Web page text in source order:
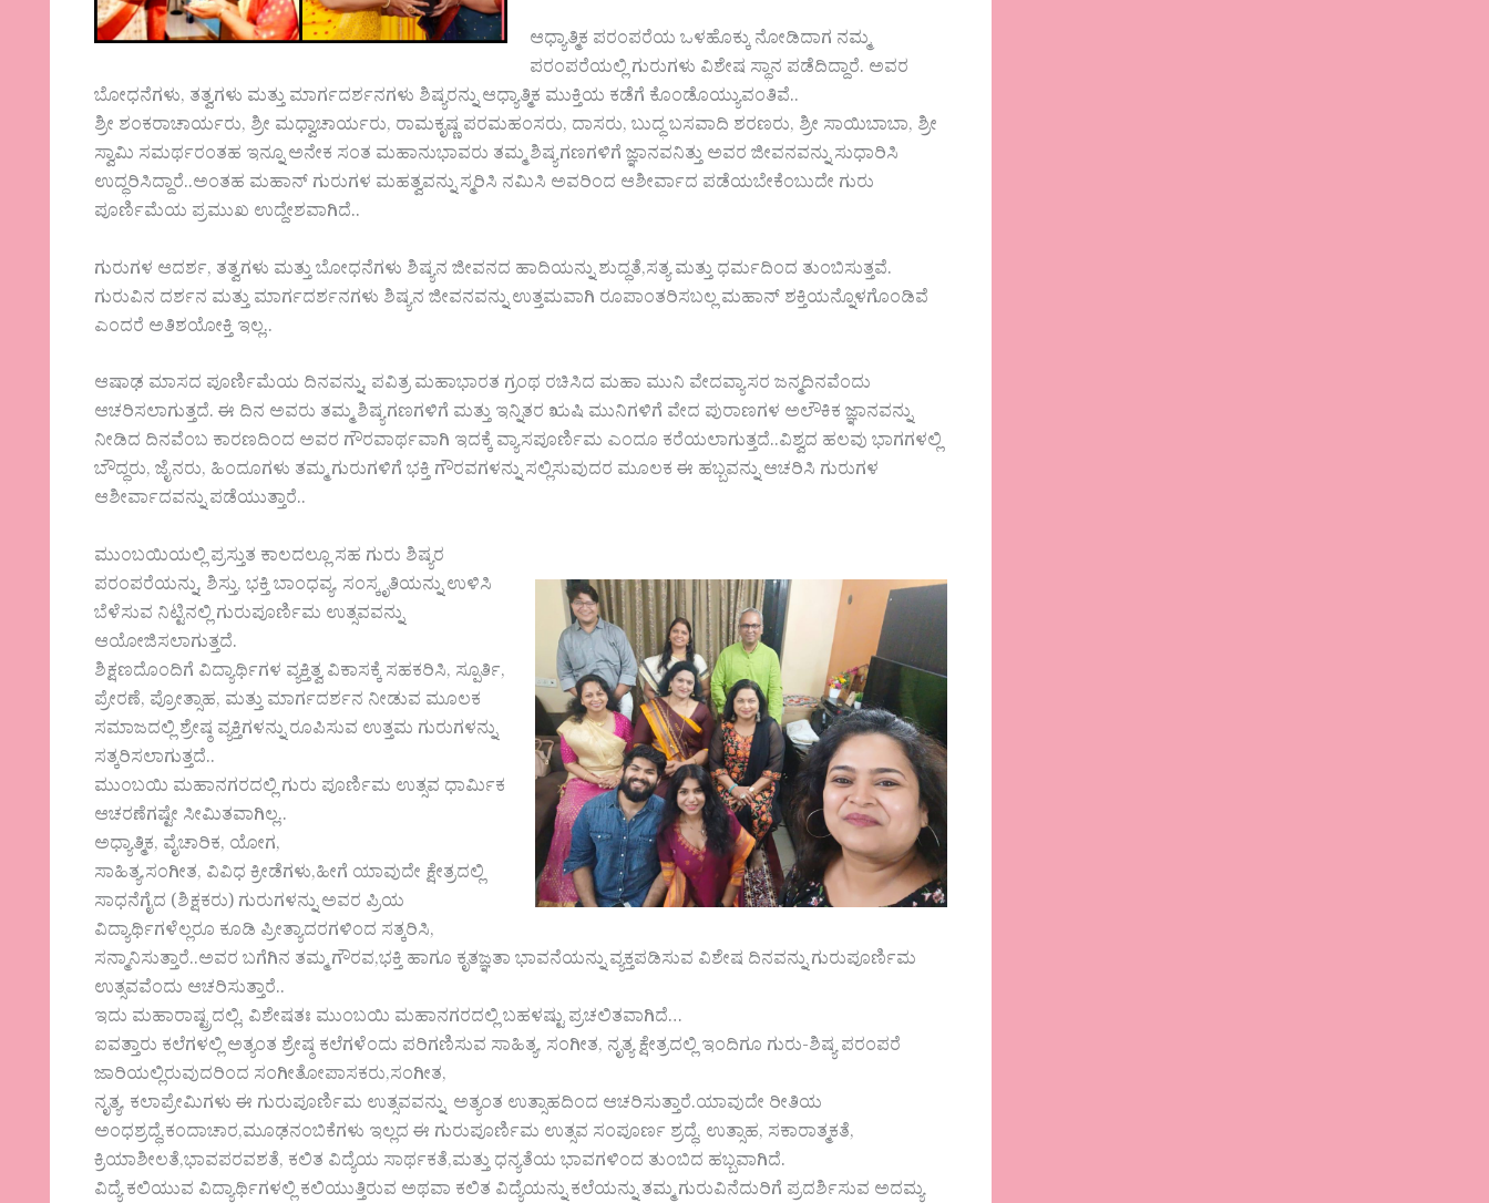
ಆಧ್ಯಾತ್ಮಿಕ ಪರಂಪರೆಯ ಒಳಹೊಕ್ಕು ನೋಡಿದಾಗ ನಮ್ಮ
ಪರಂಪರೆಯಲ್ಲಿ ಗುರುಗಳು ವಿಶೇಷ ಸ್ಥಾನ ಪಡೆದಿದ್ದಾರೆ. ಅವರ
ಬೋಧನೆಗಳು, ತತ್ವಗಳು ಮತ್ತು ಮಾರ್ಗದರ್ಶನಗಳು ಶಿಷ್ಯರನ್ನು ಆಧ್ಯಾತ್ಮಿಕ ಮುಕ್ತಿಯ ಕಡೆಗೆ ಕೊಂಡೊಯ್ಯುವಂತಿವೆ..
ಶ್ರೀ ಶಂಕರಾಚಾರ್ಯರು, ಶ್ರೀ ಮಧ್ವಾಚಾರ್ಯರು, ರಾಮಕೃಷ್ಣ ಪರಮಹಂಸರು, ದಾಸರು, ಬುದ್ಧ ಬಸವಾದಿ ಶರಣರು, ಶ್ರೀ ಸಾಯಿಬಾಬಾ, ಶ್ರೀ
ಸ್ವಾಮಿ ಸಮರ್ಥರಂತಹ ಇನ್ನೂ ಅನೇಕ ಸಂತ ಮಹಾನುಭಾವರು ತಮ್ಮ ಶಿಷ್ಯಗಣಗಳಿಗೆ ಜ್ಞಾನವನಿತ್ತು ಅವರ ಜೀವನವನ್ನು ಸುಧಾರಿಸಿ
ಉದ್ಧರಿಸಿದ್ದಾರೆ..ಅಂತಹ ‌ಮಹಾನ್ ಗುರುಗಳ ಮಹತ್ವವನ್ನು ಸ್ಮರಿಸಿ ನಮಿಸಿ ಅವರಿಂದ ಆಶೀರ್ವಾದ ಪಡೆಯಬೇಕೆಂಬುದೇ ಗುರು
ಪೂರ್ಣಿಮೆಯ ಪ್ರಮುಖ ಉದ್ದೇಶವಾಗಿದೆ..
ಗುರುಗಳ ಆದರ್ಶ, ತತ್ವಗಳು ಮತ್ತು ಬೋಧನೆಗಳು ಶಿಷ್ಯನ ಜೀವನದ ಹಾದಿಯನ್ನು ಶುದ್ಧತೆ,ಸತ್ಯ ಮತ್ತು ಧರ್ಮದಿಂದ ತುಂಬಿಸುತ್ತವೆ.
ಗುರುವಿನ ದರ್ಶನ ಮತ್ತು ಮಾರ್ಗದರ್ಶನಗಳು ಶಿಷ್ಯನ ಜೀವನವನ್ನು ಉತ್ತಮವಾಗಿ ರೂಪಾಂತರಿಸಬಲ್ಲ ಮಹಾನ್ ಶಕ್ತಿಯನ್ನೊಳಗೊಂಡಿವೆ
ಎಂದರೆ ಅತಿಶಯೋಕ್ತಿ ಇಲ್ಲ..
ಆಷಾಢ ಮಾಸದ ಪೂರ್ಣಿಮೆಯ ದಿನವನ್ನು, ಪವಿತ್ರ ಮಹಾಭಾರತ ಗ್ರಂಥ ರಚಿಸಿದ ಮಹಾ ಮುನಿ ವೇದವ್ಯಾಸರ ಜನ್ಮದಿನವೆಂದು
ಆಚರಿಸಲಾಗುತ್ತದೆ. ಈ ದಿನ ಅವರು ತಮ್ಮ ಶಿಷ್ಯಗಣಗಳಿಗೆ ಮತ್ತು ಇನ್ನಿತರ ಋಷಿ ಮುನಿಗಳಿಗೆ ವೇದ ಪುರಾಣಗಳ ಅಲೌಕಿಕ ಜ್ಞಾನವನ್ನು
ನೀಡಿದ ದಿನವೆಂಬ ಕಾರಣದಿಂದ ಅವರ ಗೌರವಾರ್ಥವಾಗಿ ಇದಕ್ಕೆ ವ್ಯಾಸಪೂರ್ಣಿಮ ಎಂದೂ ಕರೆಯಲಾಗುತ್ತದೆ..ವಿಶ್ವದ ಹಲವು ಭಾಗಗಳಲ್ಲಿ
ಬೌದ್ಧರು, ಜೈನರು, ಹಿಂದೂಗಳು ತಮ್ಮ ಗುರುಗಳಿಗೆ ಭಕ್ತಿ ಗೌರವಗಳನ್ನು ಸಲ್ಲಿಸುವುದರ ಮೂಲಕ ಈ ಹಬ್ಬವನ್ನು ಆಚರಿಸಿ ಗುರುಗಳ
ಆಶೀರ್ವಾದವನ್ನು ಪಡೆಯುತ್ತಾರೆ..
ಮುಂಬಯಿಯಲ್ಲಿ ಪ್ರಸ್ತುತ ಕಾಲದಲ್ಲೂ ಸಹ ಗುರು ಶಿಷ್ಯರ
ಪರಂಪರೆಯನ್ನು, ಶಿಸ್ತು, ಭಕ್ತಿ ಬಾಂಧವ್ಯ, ಸಂಸ್ಕೃತಿಯನ್ನು ಉಳಿಸಿ
ಬೆಳೆಸುವ ನಿಟ್ಟಿನಲ್ಲಿ ಗುರುಪೂರ್ಣಿಮ ಉತ್ಸವವನ್ನು
ಆಯೋಜಿಸಲಾಗುತ್ತದೆ.
ಶಿಕ್ಷಣದೊಂದಿಗೆ ವಿದ್ಯಾರ್ಥಿಗಳ ವ್ಯಕ್ತಿತ್ವ ವಿಕಾಸಕ್ಕೆ ಸಹಕರಿಸಿ, ಸ್ಪೂರ್ತಿ,
ಪ್ರೇರಣೆ, ಪ್ರೋತ್ಸಾಹ, ಮತ್ತು ಮಾರ್ಗದರ್ಶನ ನೀಡುವ ಮೂಲಕ
ಸಮಾಜದಲ್ಲಿ ಶ್ರೇಷ್ಠ ವ್ಯಕ್ತಿಗಳನ್ನು ರೂಪಿಸುವ ಉತ್ತಮ ಗುರುಗಳನ್ನು
ಸತ್ಕರಿಸಲಾಗುತ್ತದೆ..
ಮುಂಬಯಿ ಮಹಾನಗರದಲ್ಲಿ ಗುರು ಪೂರ್ಣಿಮ ಉತ್ಸವ ಧಾರ್ಮಿಕ
ಆಚರಣೆಗಷ್ಟೇ ಸೀಮಿತವಾಗಿಲ್ಲ..
ಅಧ್ಯಾತ್ಮಿಕ, ವೈಚಾರಿಕ, ಯೋಗ,
ಸಾಹಿತ್ಯ,ಸಂಗೀತ, ವಿವಿಧ ಕ್ರೀಡೆಗಳು,ಹೀಗೆ ಯಾವುದೇ ಕ್ಷೇತ್ರದಲ್ಲಿ
ಸಾಧನೆಗೈದ (ಶಿಕ್ಷಕರು) ಗುರುಗಳನ್ನು ಅವರ ಪ್ರಿಯ
ವಿದ್ಯಾರ್ಥಿಗಳೆಲ್ಲರೂ ಕೂಡಿ ಪ್ರೀತ್ಯಾದರಗಳಿಂದ ಸತ್ಕರಿಸಿ,
ಸನ್ಮಾನಿಸುತ್ತಾರೆ..ಅವರ ಬಗೆಗಿನ ತಮ್ಮ ಗೌರವ,ಭಕ್ತಿ ಹಾಗೂ ಕೃತಜ್ಞತಾ ಭಾವನೆಯನ್ನು ವ್ಯಕ್ತಪಡಿಸುವ ವಿಶೇಷ ದಿನವನ್ನು ಗುರುಪೂರ್ಣಿಮ
ಉತ್ಸವವೆಂದು ಆಚರಿಸುತ್ತಾರೆ..
ಇದು ಮಹಾರಾಷ್ಟ್ರದಲ್ಲಿ, ವಿಶೇಷತಃ ಮುಂಬಯಿ ಮಹಾನಗರದಲ್ಲಿ ಬಹಳಷ್ಟು ಪ್ರಚಲಿತವಾಗಿದೆ…
ಐವತ್ತಾರು ಕಲೆಗಳಲ್ಲಿ ಅತ್ಯಂತ ಶ್ರೇಷ್ಠ ಕಲೆಗಳೆಂದು ಪರಿಗಣಿಸುವ ಸಾಹಿತ್ಯ, ಸಂಗೀತ, ನೃತ್ಯ ಕ್ಷೇತ್ರದಲ್ಲಿ ಇಂದಿಗೂ ಗುರು-ಶಿಷ್ಯ ಪರಂಪರೆ
ಜಾರಿಯಲ್ಲಿರುವುದರಿಂದ ಸಂಗೀತೋಪಾಸಕರು,ಸಂಗೀತ,
ನೃತ್ಯ, ಕಲಾಪ್ರೇಮಿಗಳು ಈ ಗುರುಪೂರ್ಣಿಮ ಉತ್ಸವವನ್ನು ಅತ್ಯಂತ ಉತ್ಸಾಹದಿಂದ ಆಚರಿಸುತ್ತಾರೆ.ಯಾವುದೇ ರೀತಿಯ
ಅಂಧಶ್ರದ್ಧೆ,ಕಂದಾಚಾರ,ಮೂಢನಂಬಿಕೆಗಳು ಇಲ್ಲದ ಈ ಗುರುಪೂರ್ಣಿಮ ಉತ್ಸವ ಸಂಪೂರ್ಣ ಶ್ರದ್ಧೆ, ಉತ್ಸಾಹ, ಸಕಾರಾತ್ಮಕತೆ,
ಕ್ರಿಯಾಶೀಲತೆ,ಭಾವಪರವಶತೆ, ಕಲಿತ ವಿದ್ಯೆಯ ಸಾರ್ಥಕತೆ,ಮತ್ತು ಧನ್ಯತೆಯ ಭಾವಗಳಿಂದ ತುಂಬಿದ ಹಬ್ಬವಾಗಿದೆ.
ವಿದ್ಯೆ ಕಲಿಯುವ ವಿದ್ಯಾರ್ಥಿಗಳಲ್ಲಿ ಕಲಿಯುತ್ತಿರುವ ಅಥವಾ ಕಲಿತ ವಿದ್ಯೆಯನ್ನು ಕಲೆಯನ್ನು ತಮ್ಮ ಗುರುವಿನೆದುರಿಗೆ ಪ್ರದರ್ಶಿಸುವ ಅದಮ್ಯ